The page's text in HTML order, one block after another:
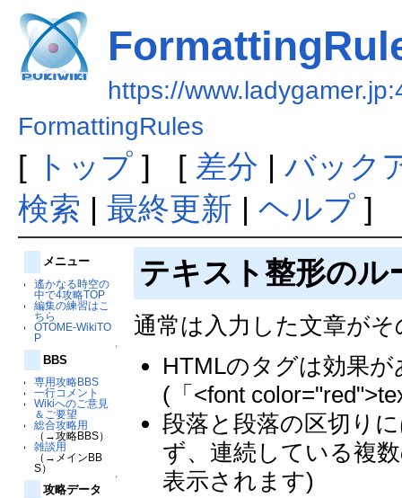
https://
FormattingRules
[ トップ] [ 差分 | バック
検索 | 最終更新 | ヘルプ]
メニュー
遙かなる時空の
中で4攻略TOP
編集の練習はこ
ちら
OTOME-WikiTO
P
↑
BBS
専用攻略BBS
一行コメント
Wikiへのご意見
＆ご要望
総合攻略用
（→攻略BBS）
雑談用
（→メインBB
S）
↑
攻略データ
テキスト整形の
通常は入力した文章が
HTMLのタグは効果
(「<font
段落と段落の区切り
ず、連続している複
表示されます)